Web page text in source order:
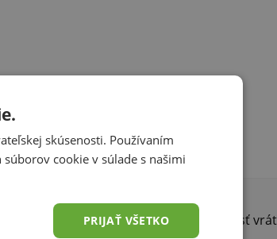
Konzultácia zdarma Možnosť
skúsenosti. Používaním
cookie v súlade s našimi
PRIJAŤ VŠETKO